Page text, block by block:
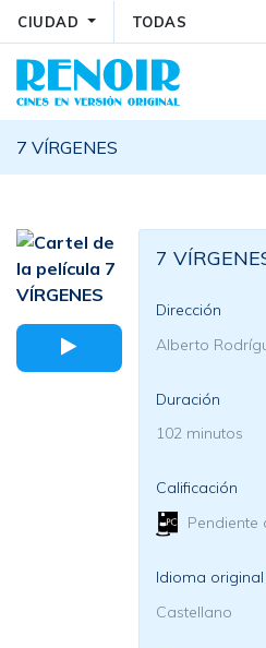
CIUDAD TODAS
7 VÍRGENES
7
Dirección
Alberto
Duración
102 minutos
Calificación
Pendiente
Idioma original
Castellano